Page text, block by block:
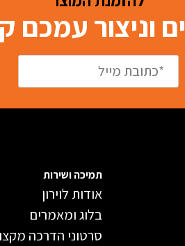
וניצור
תמיכה ושירות
אודות לוירון
בלוג ומאמרים
סרטוני הדרכה